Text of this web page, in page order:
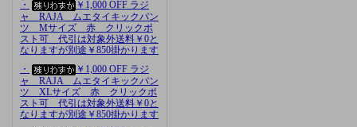
・
￥1,000 OFF ラジ
ャ RAJA ムエタイキックパン
ツ Mサイズ 赤 クリックポ
スト可 代引は対象外送料￥0と
なりますが別途￥850掛かります
・
￥1,000 OFF ラジ
ャ RAJA ムエタイキックパン
ツ XLサイズ 赤 クリックポ
スト可 代引は対象外送料￥0と
なりますが別途￥850掛かります